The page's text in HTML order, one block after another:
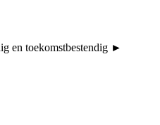
en toekomstbestendig ►